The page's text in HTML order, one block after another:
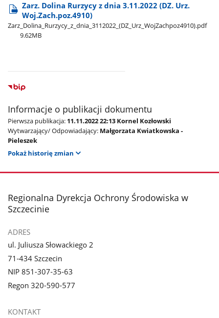
Zarz. Dolina Rurzycy z dnia 3.11.2022 (DZ. Urz.
Woj.Zach.poz.4910)
Zarz​_Dolina​_Rurzycy​_z​_dnia​_3112022​_(DZ​_Urz​_WojZachpoz4910).pdf
9.62MB
Informacje o publikacji dokumentu
Pierwsza publikacja: 11.11.2022 22:13 Kornel Kozłowski
Wytwarzający/ Odpowiadający: Małgorzata Kwiatkowska -
Pieleszek
Pokaż historię zmian
stopka
Regionalna Dyrekcja Ochrony Środowiska w
Szczecinie
ADRES
ul. Juliusza Słowackiego 2
71-434 Szczecin
NIP 851-307-35-63
Regon 320-590-577
KONTAKT